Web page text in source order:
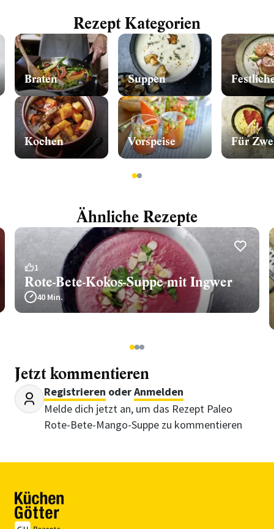
Rezept Kategorien
Braten
Kochen
Suppen
Vorspeise Für
12
Ähnliche Rezepte
1
Rote-Bete-Kokos-Suppe mit Ingwer
40 Min.
123
Jetzt kommentieren
Registrieren oderAnmelden
Melde dich jetzt an, um das Rezept Paleo
Rote-Bete-Mango-Suppe zu kommentieren